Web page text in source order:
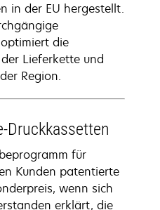
in der EU hergestellt.
die
Lieferkette und
Region.
Druckkassetten
für
Kunden patentierte
wenn sich
erklärt, die